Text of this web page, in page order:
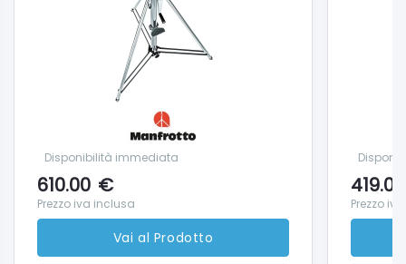
Disponibilità immediata
610.00 €
Prezzo iva inclusa
Vai al Prodotto
419.00
Prezzo